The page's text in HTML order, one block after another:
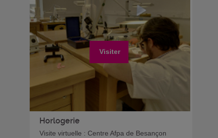
Visiter
Horlogerie
Visite virtuelle : Centre Afpa de Besançon